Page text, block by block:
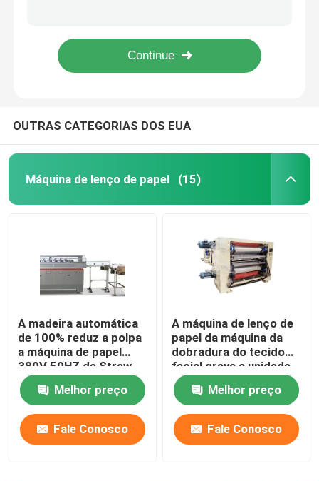
Máquina do guardanapo de papel
máquina de corte do lenço de papel
Tecido que converte a máquina
Máquina de embalagem do lenço de papel
Máquina de toalha de cozinha
Máquina do tecido do bolso
Máquina de gravação de papel
OUTRAS CATEGORIAS DOS EUA
Máquina de lenço de papel (15)
A madeira automática
de 100% reduz a polpa
a máquina de papel
380V 50HZ de Straw
Machine Paper Tissue
Paper Melhor preço
Fale Conosco
A máquina de lenço de
papel da máquina da
dobradura do tecido
facial grava a unidade
sem colagem
Melhor preço
Fale Conosco